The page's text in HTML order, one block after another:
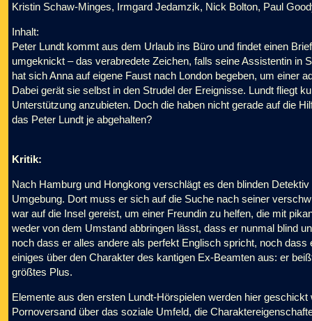
Kristin Schaw-Minges, Irmgard Jedamzik, Nick Bolton, Paul
Inhalt:
Peter Lundt kommt aus dem Urlaub ins Büro und findet einen
umgeknickt – das verabredete Zeichen, falls seine Assistentin in
hat sich Anna auf eigene Faust nach London begeben, um einer
Dabei gerät sie selbst in den Strudel der Ereignisse. Lundt fliegt
Unterstützung anzubieten. Doch die haben nicht gerade auf die
das Peter Lundt je abgehalten?
Kritik:
Nach Hamburg und Hongkong verschlägt es den blinden
Umgebung. Dort muss er sich auf die Suche nach seiner
war auf die Insel gereist, um einer Freundin zu helfen, die mit
weder von dem Umstand abbringen lässt, dass er nunmal blind
noch dass er alles andere als perfekt Englisch spricht, noch
einiges über den Charakter des kantigen Ex-Beamten aus: er
größtes Plus.
Elemente aus den ersten Lundt-Hörspielen werden hier
Pornoversand über das soziale Umfeld, die